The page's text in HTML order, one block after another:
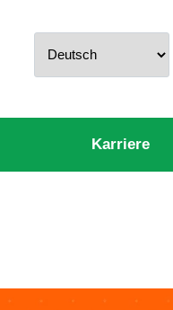
Karriere